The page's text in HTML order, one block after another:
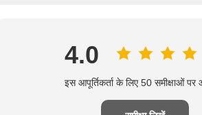
4.0
इस आपूर्तिकर्ता के लिए 50 समीक्षाओं पर